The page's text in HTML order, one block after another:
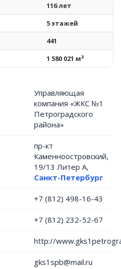
116 лет
5 этажей
441
1 580 021 м²
Управляющая
компания «ЖКС №1
Петроградского
района»
пр-кт
Каменноостровский,
19/13 Литер А,
Санкт-Петербург
+7 (812) 498-16-43
+7 (812) 232-52-67
http://
gks1spb@mail.ru